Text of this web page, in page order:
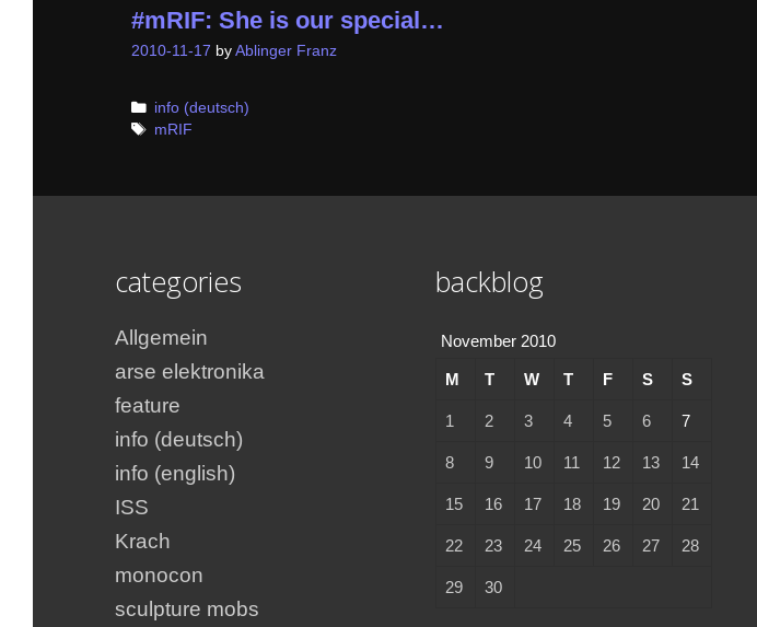
#mRIF: She is our special…
2010-11-17 by Ablinger Franz
Categories
info (deutsch)
Tags
mRIF
categories
Allgemein
arse elektronika
feature
info (deutsch)
info (english)
ISS
Krach
monocon
sculpture mobs
backblog
November 2010
M T W T F S S
1 2 3 4 5 6 7
8 9 10 11 12 13 14
15 16 17 18 19 20 21
22 23 24 25 26 27 28
29 30